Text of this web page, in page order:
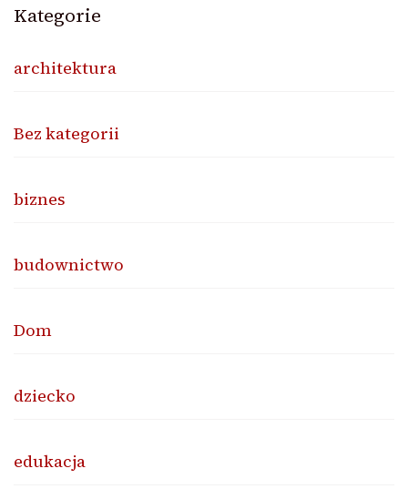
Kategorie
architektura
Bez kategorii
biznes
budownictwo
Dom
dziecko
edukacja